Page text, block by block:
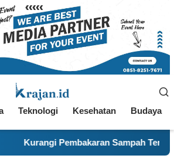
Teknologi Kesehatan Budaya
Terbuka, KKN 120 dan Warga